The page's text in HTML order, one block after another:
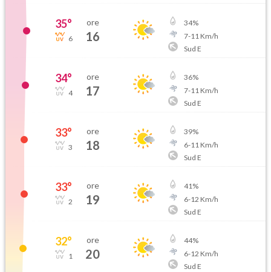
35°
6
ore
16
34%
7-11 Km/h
Sud E
34°
4
ore
17
36%
7-11 Km/h
Sud E
33°
3
ore
18
39%
6-11 Km/h
Sud E
33°
2
ore
19
41%
6-12 Km/h
Sud E
32°
1
ore
20
44%
6-12 Km/h
Sud E